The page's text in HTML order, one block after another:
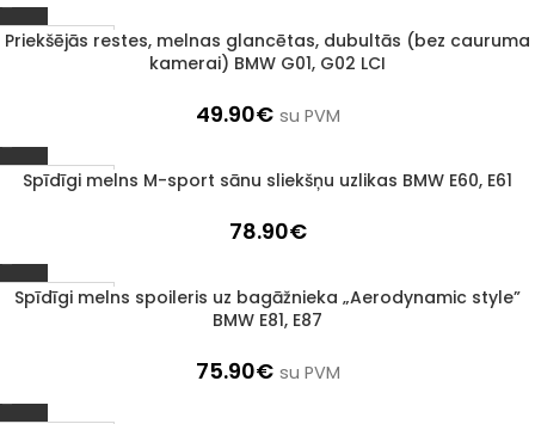
1–3 d. d.
Priekšējās restes, melnas glancētas, dubultās (bez cauruma
kamerai) BMW G01, G02 LCI
49.90€ su PVM
1–3 d. d.
Spīdīgi melns M-sport sānu sliekšņu uzlikas BMW E60, E61
78.90€
1–3 d. d.
Spīdīgi melns spoileris uz bagāžnieka „Aerodynamic style”
BMW E81, E87
75.90€ su PVM